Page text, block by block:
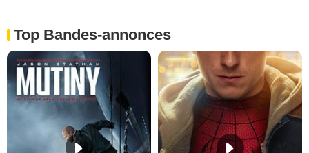
Top Bandes-annonces